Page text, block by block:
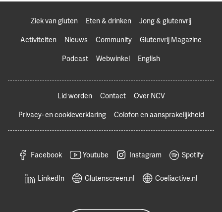
Ziek van gluten Eten & drinken
Jong & glutenvrij
Activiteiten
Nieuws Community
Glutenvrij Magazine
Podcast
Webwinkel English
Lid worden Contact
Over NCV
Privacy- en cookieverklaring
Colofon en aansprakelijkheid
Facebook Youtube Instagram Spotify
LinkedIn Glutenscreen.nl Coeliactive.nl